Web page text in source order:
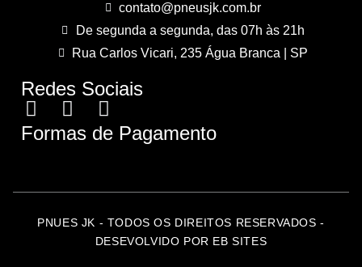
contato@pneusjk.com.br
De segunda a segunda, das 07h às 21h
Rua Carlos Vicari, 235 Água Branca | SP
Redes Sociais
Formas de Pagamento
PNUES JK - TODOS OS DIREITOS RESERVADOS -
DESEVOLVIDO POR EB SITES